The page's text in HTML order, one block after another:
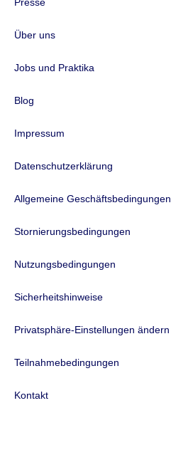
Über uns
Jobs und Praktika
Blog
Impressum
Datenschutzerklärung
Allgemeine Geschäftsbedingungen
Stornierungsbedingungen
Nutzungsbedingungen
Sicherheitshinweise
Privatsphäre-Einstellungen ändern
Teilnahmebedingungen
Kontakt